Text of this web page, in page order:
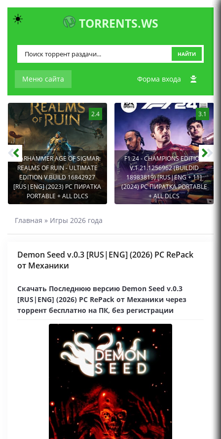
TORRENTS.WS
Меню сайта
НАЙТИ
Форма входа
2.4
WARHAMMER AGE OF SIGMAR:
REALMS OF RUIN - ULTIMATE
EDITION V.BUILD 16842927
[RUS|ENG] (2023) PC ПИРАТКА
PORTABLE + ALL DLCS
3.1
F1 24 - CHAMPIONS EDITION
V.1.21.1256962 (BUILDID
18983819) [RUS|ENG + 11]
(2024) PC ПИРАТКА PORTABLE
+ ALL DLCS
Главная » Игры 2026 года
Demon Seed v.0.3 [RUS|ENG] (2026) PC RePack
от Механики
Скачать Последнюю версию Demon Seed v.0.3
[RUS|ENG] (2026) PC RePack от Механики через
торрент бесплатно на ПК, без регистрации
☀️